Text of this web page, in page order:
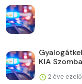
KIA
2 éve